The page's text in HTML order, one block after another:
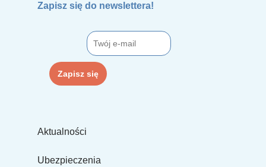
Zapisz się do newslettera!
Aktualności
Ubezpieczenia